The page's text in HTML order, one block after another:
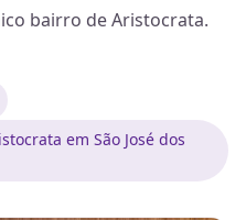
bairro de Aristocrata.
em São José dos